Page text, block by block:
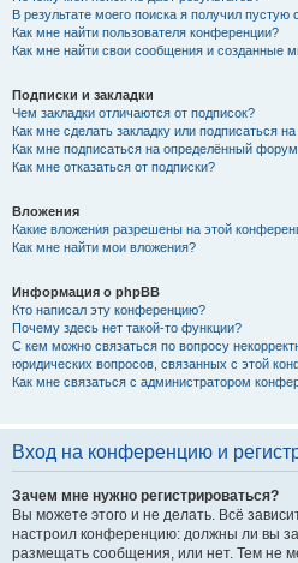
В результате моего поиска я получил пустую
Как мне найти пользователя конференции?
Как мне найти свои сообщения и созданные
Подписки и закладки
Чем закладки отличаются от подписок?
Как мне сделать закладку или подписаться
Как мне подписаться на определённый
Как мне отказаться от подписки?
Вложения
Какие вложения разрешены на этой
Как мне найти мои вложения?
Информация о phpBB
Кто написал эту конференцию?
Почему здесь нет такой-то функции?
С кем можно связаться по вопросу
юридических вопросов, связанных с этой
Как мне связаться с администратором
Вход на конференцию и
Зачем мне нужно регистрироваться?
Вы можете этого и не делать. Всё
настроил конференцию: должны ли вы
размещать сообщения, или нет. Тем не